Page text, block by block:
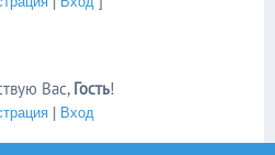
Вас, Гость!
| Вход